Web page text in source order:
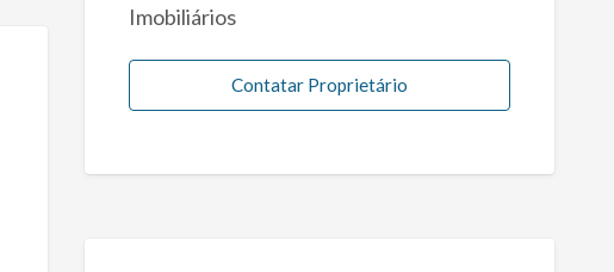
Imobiliários
Contatar Proprietário